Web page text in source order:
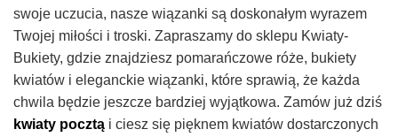
swoje uczucia, nasze wiązanki są doskonałym wyrazem
Twojej miłości i troski. Zapraszamy do sklepu Kwiaty-
Bukiety, gdzie znajdziesz pomarańczowe róże, bukiety
kwiatów i eleganckie wiązanki, które sprawią, że każda
chwila będzie jeszcze bardziej wyjątkowa. Zamów już dziś
kwiaty pocztą i ciesz się pięknem kwiatów dostarczonych